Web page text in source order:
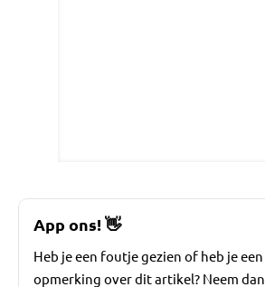
App ons!👋
Heb je een foutje gezien of heb je een
opmerking over dit artikel? Neem dan